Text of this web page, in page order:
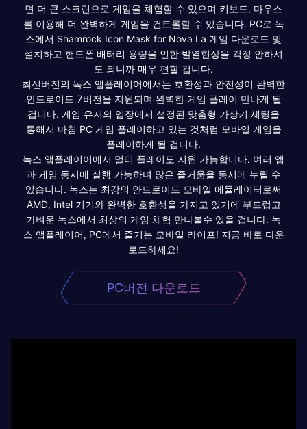
면 더 큰 스크린으로 게임을 체험할 수 있으며 키보드, 마우스
를 이용해 더 완벽하게 게임을 컨트롤할 수 있습니다. PC로 녹
스에서 Shamrock Icon Mask for Nova La 게임 다운로드 및
설치하고 핸드폰 배터리 용량을 인한 발열현상을 걱정 안하셔
도 되니까 매우 편할 겁니다.
최신버전의 녹스 앱플레이어에서는 호환성과 안전성이 완벽한
안드로이드 7버전을 지원되며 완벽한 게임 플레이 만나게 될
겁니다. 게임 유저의 입장에서 설정된 맞춤형 가상키 세팅을
통해서 마침 PC 게임 플레이하고 있는 것처럼 모바일 게임을
플레이하게 될 겁니다.
녹스 앱플레이어에서 멀티 플레이도 지원 가능합니다. 여러 앱
과 게임 동시에 실행 가능하며 많은 즐거움을 동시에 누릴 수
있습니다. 녹스는 최강의 안드로이드 모바일 에뮬레이터로써
AMD, Intel 기기와 완벽한 호환성을 가지고 있기에 부드럽고
가벼운 녹스에서 최상의 게임 체험 만나볼수 있을 겁니다. 녹
스 앱플레이어, PC에서 즐기는 모바일 라이프! 지금 바로 다운
로드하세요!
PC버전 다운로드